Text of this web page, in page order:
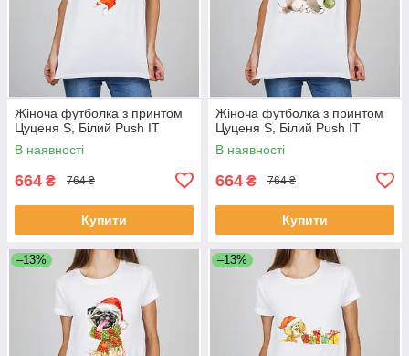
Жіноча футболка з принтом
Цуценя S, Білий Push IT
В наявності
664 ₴ 764 ₴
Купити
Жіноча футболка з принтом
Цуценя S, Білий Push IT
В наявності
664 ₴ 764 ₴
Купити
–13% –13%